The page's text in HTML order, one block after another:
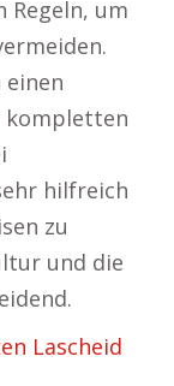
Regeln, um
einen
kompletten
hilfreich
zu
und die
Lascheid